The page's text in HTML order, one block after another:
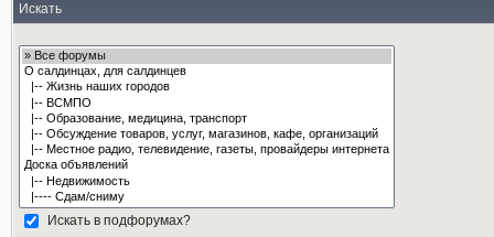
Искать
Искать в подфорумах?